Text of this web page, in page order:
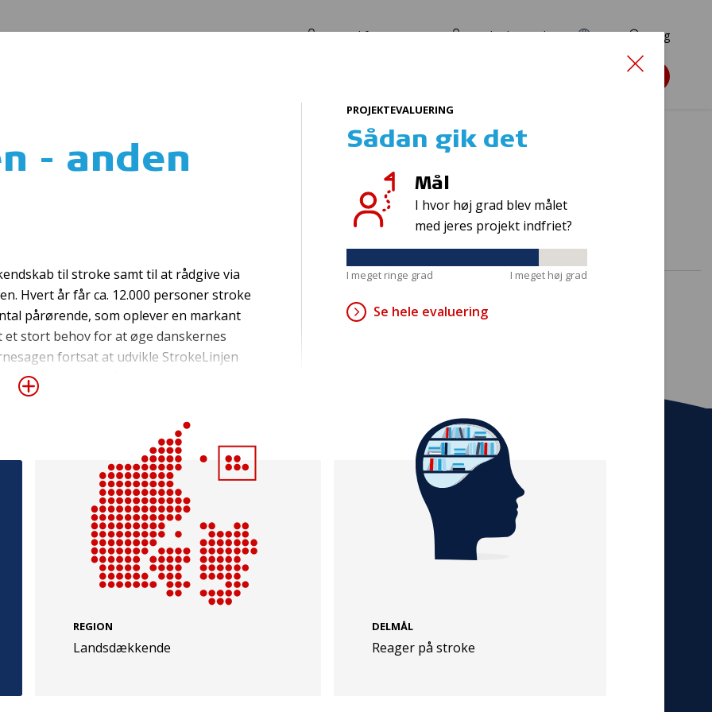
Log ind for ansøgere TryghedsPortalen EN Søg
Søg støtte
Hjerterstarterskab
- anden
til stroke samt til at rådgive via
Hvert år får ca. 12.000 personer stroke
pårørende, som oplever en markant
stort behov for at øge danskernes
fortsat at udvikle StrokeLinjen
etableret i efteråret 2020. Her kan
med interesse i stroke få viden og
til behandling, rehabilitering og livet
med kommunerne og
til StrokeLinjen.
PROJEKTEVALUERING
Sådan gik det
Mål
I hvor høj grad blev målet
med jeres projekt indfriet?
I meget ringe grad I meget høj grad
Se hele evaluering
REGION
Landsdækkende
DELMÅL
Reager på stroke
Tilmeld nyhedsbrev
De seneste nyheder om TrygFondens og
TryghedsGruppens aktiviteter direkte i din
indbakke.
Tilmeld
Persondata
Følg os
TryghedsGruppen
Facebook LinkedIn
TrygFonden
Facebook